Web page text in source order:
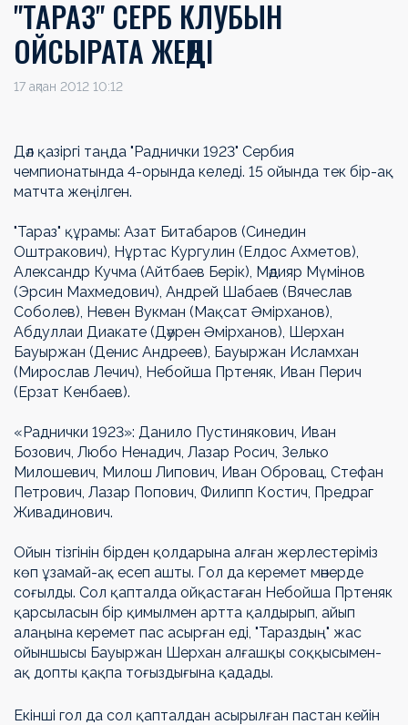
"ТАРАЗ" СЕРБ КЛУБЫН
ОЙСЫРАТА ЖЕҢДІ
17 ақпан 2012 10:12
Дәл қазіргі таңда "Раднички 1923" Сербия
чемпионатында 4-орында келеді. 15 ойында тек бір-ақ
матчта жеңілген.
"Тараз" құрамы: Азат Битабаров (Синедин
Оштракович), Нұртас Кургулин (Елдос Ахметов),
Александр Кучма (Айтбаев Берік), Мәдияр Мүмінов
(Эрсин Махмедович), Андрей Шабаев (Вячеслав
Соболев), Невен Вукман (Мақсат Әмірханов),
Абдуллаи Диакате (Дәурен Әмірханов), Шерхан
Бауыржан (Денис Андреев), Бауыржан Исламхан
(Мирослав Лечич), Небойша Пртеняк, Иван Перич
(Ерзат Кенбаев).
«Раднички 1923»: Данило Пустинякович, Иван
Бозович, Любо Ненадич, Лазар Росич, Зелько
Милошевич, Милош Липович, Иван Обровац, Стефан
Петрович, Лазар Попович, Филипп Костич, Предраг
Живадинович.
Ойын тізгінін бірден қолдарына алған жерлестеріміз
көп ұзамай-ақ есеп ашты. Гол да керемет мәнерде
соғылды. Сол қапталда ойқастаған Небойша Пртеняк
қарсыласын бір қимылмен артта қалдырып, айып
алаңына керемет пас асырған еді, "Тараздың" жас
ойыншысы Бауыржан Шерхан алғашқы соққысымен-
ақ допты қақпа тоғыздығына қадады.
Екінші гол да сол қапталдан асырылған пастан кейін